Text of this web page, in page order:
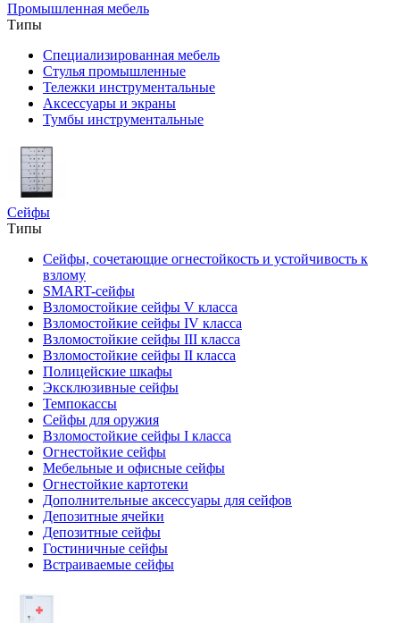
Промышленная мебель
Типы
Специализированная мебель
Стулья промышленные
Тележки инструментальные
Аксессуары и экраны
Тумбы инструментальные
Сейфы
Типы
Сейфы, сочетающие огнестойкость и устойчивость к
взлому
SMART-сейфы
Взломостойкие сейфы V класса
Взломостойкие сейфы IV класса
Взломостойкие сейфы III класса
Взломостойкие сейфы II класса
Полицейские шкафы
Эксклюзивные сейфы
Темпокассы
Сейфы для оружия
Взломостойкие сейфы I класса
Огнестойкие сейфы
Мебельные и офисные сейфы
Огнестойкие картотеки
Дополнительные аксессуары для сейфов
Депозитные ячейки
Депозитные сейфы
Гостиничные сейфы
Встраиваемые сейфы